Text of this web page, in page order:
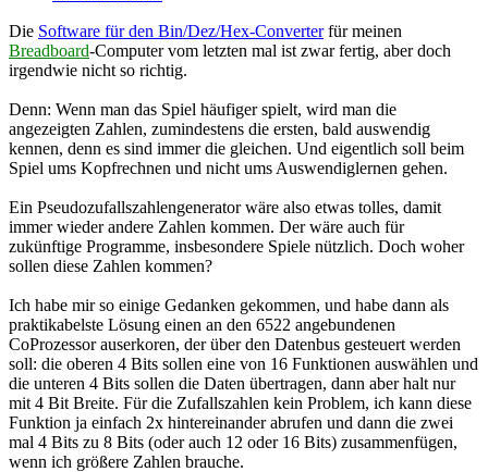
Die Software für den Bin/Dez/Hex-Converterfür meinen
Breadboard-Computer vom letzten mal ist zwar fertig, aber doch
irgendwie nicht so richtig.
Denn: Wenn man das Spiel häufiger spielt, wird man die
angezeigten Zahlen, zumindestens die ersten, bald auswendig
kennen, denn es sind immer die gleichen. Und eigentlich soll beim
Spiel ums Kopfrechnen und nicht ums Auswendiglernen gehen.
Ein Pseudozufallszahlengenerator wäre also etwas tolles, damit
immer wieder andere Zahlen kommen. Der wäre auch für
zukünftige Programme, insbesondere Spiele nützlich. Doch woher
sollen diese Zahlen kommen?
Ich habe mir so einige Gedanken gekommen, und habe dann als
praktikabelste Lösung einen an den 6522 angebundenen
CoProzessor auserkoren, der über den Datenbus gesteuert werden
soll: die oberen 4 Bits sollen eine von 16 Funktionen auswählen und
die unteren 4 Bits sollen die Daten übertragen, dann aber halt nur
mit 4 Bit Breite. Für die Zufallszahlen kein Problem, ich kann diese
Funktion ja einfach 2x hintereinander abrufen und dann die zwei
mal 4 Bits zu 8 Bits (oder auch 12 oder 16 Bits) zusammenfügen,
wenn ich größere Zahlen brauche.